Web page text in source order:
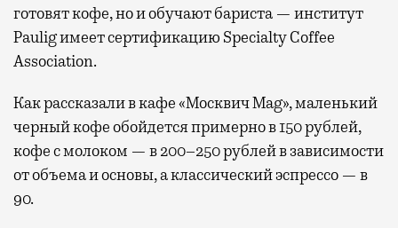
готовят кофе, но и обучают бариста — институт
Paulig имеет сертификацию Specialty Coffee
Association.
Как рассказали в кафе «Москвич Mag», маленький
черный кофе обойдется примерно в 150 рублей,
кофе с молоком — в 200–250 рублей в зависимости
от объема и основы, а классический эспрессо — в
90.